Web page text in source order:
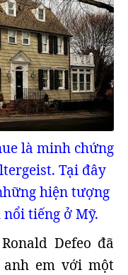
là minh chứng
Tại đây
hiện tượng
tiếng ở Mỹ.
Defeo đã
anh em với một